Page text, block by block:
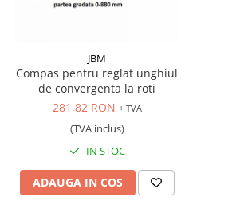
JBM
Compas pentru reglat unghiul
de convergenta la roti
281,82 RON + TVA
(TVA inclus)
IN STOC
ADAUGA IN COS